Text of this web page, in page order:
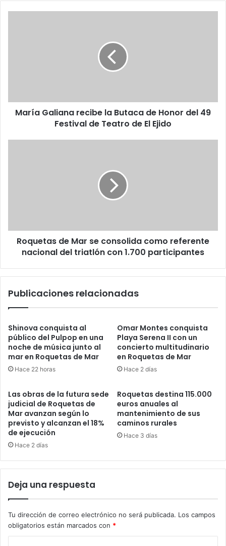
María Galiana recibe la Butaca de Honor del 49
Festival de Teatro de El Ejido
Roquetas de Mar se consolida como referente
nacional del triatlón con 1.700 participantes
Publicaciones relacionadas
Shinova conquista al
público del Pulpop en una
noche de música junto al
mar en Roquetas de Mar
Hace 22 horas
Omar Montes conquista
Playa Serena II con un
concierto multitudinario
en Roquetas de Mar
Hace 2 días
Las obras de la futura sede
judicial de Roquetas de
Mar avanzan según lo
previsto y alcanzan el 18%
de ejecución
Hace 2 días
Roquetas destina 115.000
euros anuales al
mantenimiento de sus
caminos rurales
Hace 3 días
Deja una respuesta
Tu dirección de correo electrónico no será publicada. Los campos
obligatorios están marcados con *